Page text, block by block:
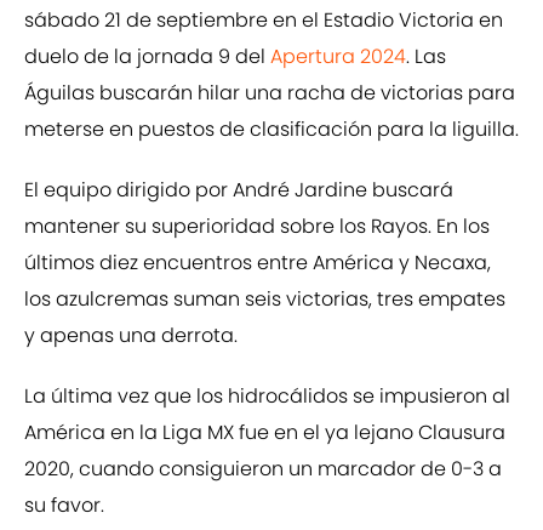
sábado 21 de septiembre en el Estadio Victoria en
duelo de la jornada 9 del Apertura 2024. Las
Águilas buscarán hilar una racha de victorias para
meterse en puestos de clasificación para la liguilla.
El equipo dirigido por André Jardine buscará
mantener su superioridad sobre los Rayos. En los
últimos diez encuentros entre América y Necaxa,
los azulcremas suman seis victorias, tres empates
y apenas una derrota.
La última vez que los hidrocálidos se impusieron al
América en la Liga MX fue en el ya lejano Clausura
2020, cuando consiguieron un marcador de 0-3 a
su favor.